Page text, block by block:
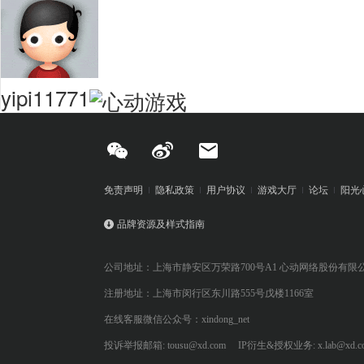
yipi11771
免责声明 隐私政策 用户协议 游戏大厅 论坛 阳光
品牌资源及样式指南
公司地址：上海市静安区万荣路700号A1 心动网络股份有限
注册地址：上海市闵行区东川路555号戊楼1166室
在线客服微信公众号：xindong_net
投诉举报邮箱: tousu@xd.com IP衍生&授权业务: